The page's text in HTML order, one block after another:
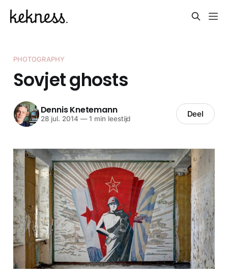
PHOTOGRAPHY
Sovjet ghosts
Dennis Knetemann
28 jul. 2014 —1 min leestijd Deel